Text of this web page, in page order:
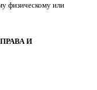
физическому или
И